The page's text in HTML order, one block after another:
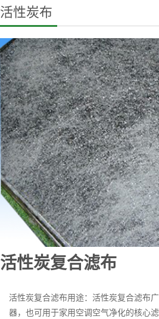
活性炭布
活性炭复合滤布
活性炭复合滤布用途：活性炭复合滤布
器，也可用于家用空调空气净化的核心滤